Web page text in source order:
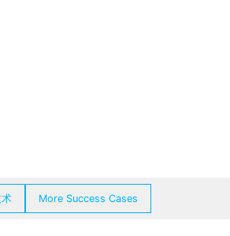
More Success Cases